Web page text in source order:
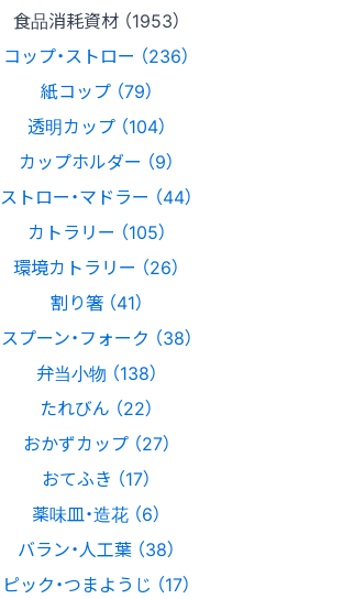
食品消耗資材 （1953）
コップ・ストロー （236）
紙コップ （79）
透明カップ （104）
カップホルダー （9）
ストロー・マドラー （44）
カトラリー （105）
環境カトラリー （26）
割り箸 （41）
スプーン・フォーク （38）
弁当小物 （138）
たれびん （22）
おかずカップ （27）
おてふき （17）
薬味皿・造花 （6）
バラン・人工葉 （38）
ピック・つまようじ （17）